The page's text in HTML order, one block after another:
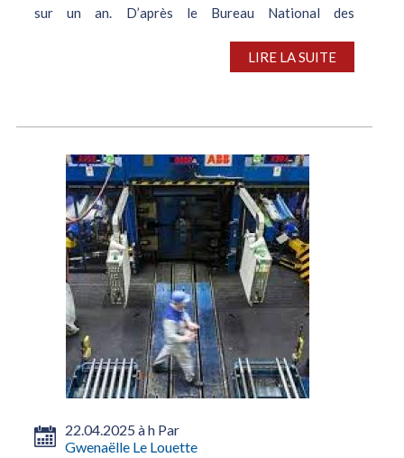
sur un an. D’après le Bureau National des
LIRE LA SUITE
22.04.2025 à h Par
Gwenaëlle Le Louette